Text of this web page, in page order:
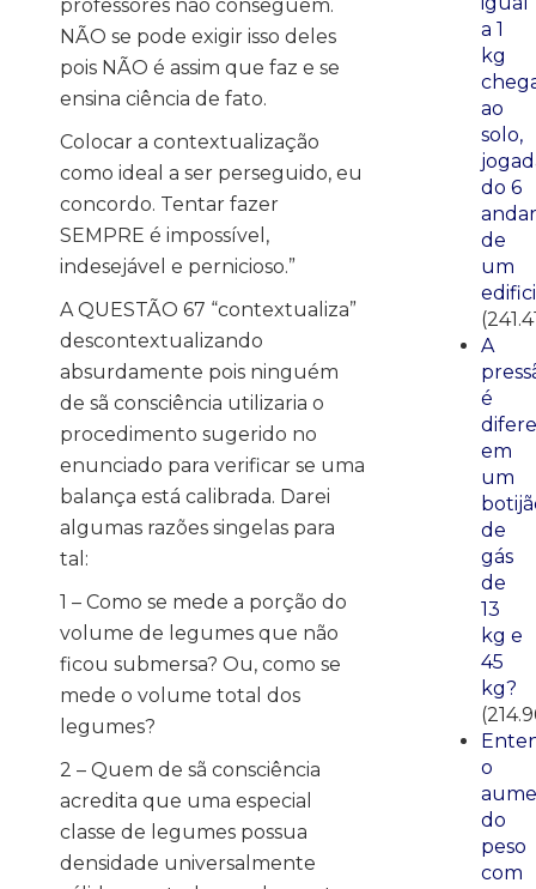
professores não conseguem.
NÃO se pode exigir isso deles
pois NÃO é assim que faz e se
ensina ciência de fato.
Colocar a contextualização
como ideal a ser perseguido, eu
concordo. Tentar fazer
SEMPRE é impossível,
indesejável e pernicioso.”
A QUESTÃO 67 “contextualiza”
descontextualizando
absurdamente pois ninguém
de sã consciência utilizaria o
procedimento sugerido no
enunciado para verificar se uma
balança está calibrada. Darei
algumas razões singelas para
tal:
1 – Como se mede a porção do
volume de legumes que não
ficou submersa? Ou, como se
mede o volume total dos
legumes?
2 – Quem de sã consciência
acredita que uma especial
classe de legumes possua
densidade universalmente
a 1
kg
ao
solo,
do 6
andar
de
um
A
é
em
um
de
gás
de
13
kg e
45
kg?
o
do
peso
com